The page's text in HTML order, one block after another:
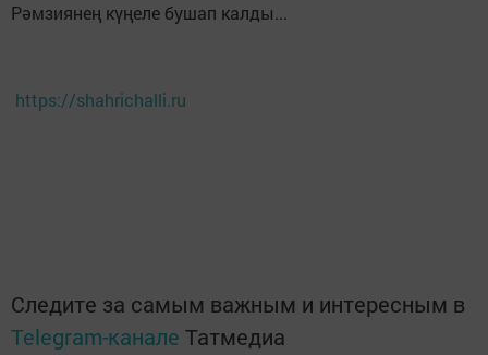
Рәмзиянең күңеле бушап калды...
https://shahrichalli.ru
Следите за самым важным и интересным в
Telegram-канале Татмедиа